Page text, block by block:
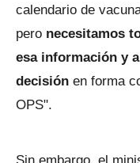
calendario de
pero necesitamos
esa información y
decisión en forma
OPS".